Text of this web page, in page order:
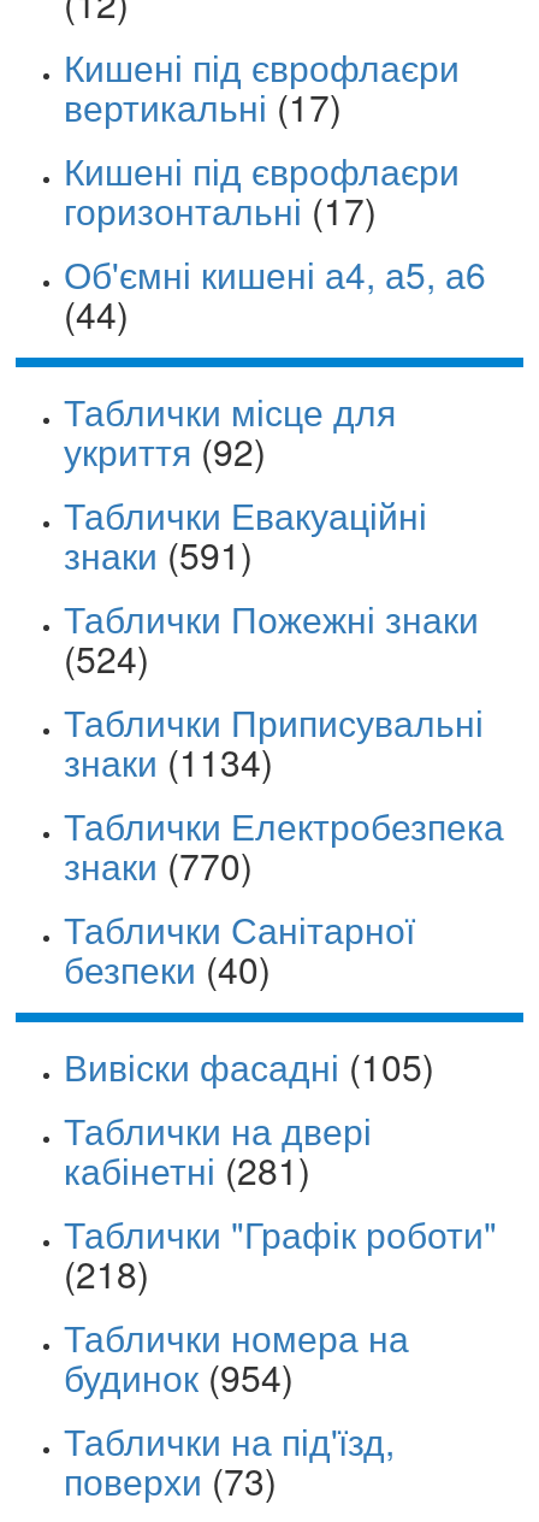
Кишені під єврофлаєри
вертикальні (17)
Кишені під єврофлаєри
горизонтальні (17)
Об'ємні кишені а4, а5, а6
(44)
Таблички місце для
укриття (92)
Таблички Евакуаційні
знаки (591)
Таблички Пожежні знаки
(524)
Таблички Приписувальні
знаки (1134)
Таблички Електробезпека
знаки (770)
Таблички Санітарної
безпеки (40)
Вивіски фасадні (105)
Таблички на двері
кабінетні (281)
Таблички "Графік роботи"
(218)
Таблички номера на
будинок (954)
Таблички на під'їзд,
поверхи (73)